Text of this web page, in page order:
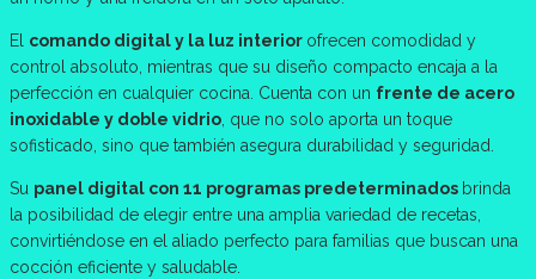
El comando digital y la luz interior ofrecen comodidad y
control absoluto, mientras que su diseño compacto encaja a la
perfección en cualquier cocina. Cuenta con un frente de acero
inoxidable y doble vidrio, que no solo aporta un toque
sofisticado, sino que también asegura durabilidad y seguridad.
Su panel digital con 11 programas predeterminados brinda
la posibilidad de elegir entre una amplia variedad de recetas,
convirtiéndose en el aliado perfecto para familias que buscan una
cocción eficiente y saludable.